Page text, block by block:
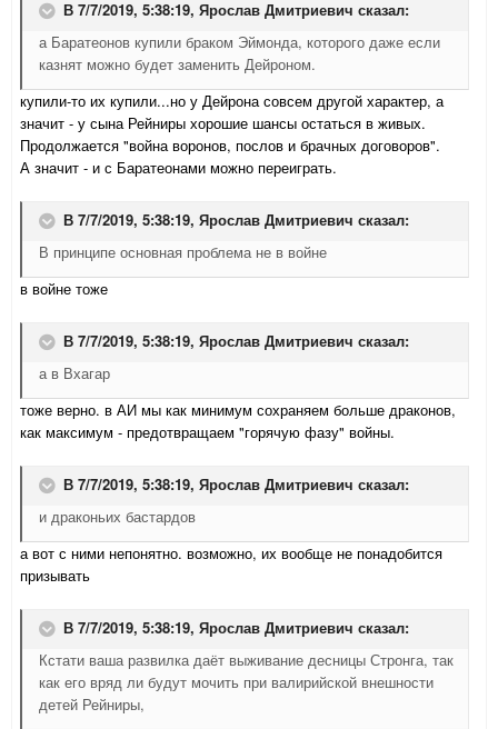
В 7/7/2019, 5:38:19, Ярослав Дмитриевич сказал:
а Баратеонов купили браком Эймонда, которого даже если
казнят можно будет заменить Дейроном.
купили-то их купили...но у Дейрона совсем другой характер, а
значит - у сына Рейниры хорошие шансы остаться в живых.
Продолжается "война воронов, послов и брачных договоров".
А значит - и с Баратеонами можно переиграть.
В 7/7/2019, 5:38:19, Ярослав Дмитриевич сказал:
В принципе основная проблема не в войне
в войне тоже
В 7/7/2019, 5:38:19, Ярослав Дмитриевич сказал:
а в Вхагар
тоже верно. в АИ мы как минимум сохраняем больше драконов,
как максимум - предотвращаем "горячую фазу" войны.
В 7/7/2019, 5:38:19, Ярослав Дмитриевич сказал:
и драконьих бастардов
а вот с ними непонятно. возможно, их вообще не понадобится
призывать
В 7/7/2019, 5:38:19, Ярослав Дмитриевич сказал:
Кстати ваша развилка даёт выживание десницы Стронга, так
как его вряд ли будут мочить при валирийской внешности
детей Рейниры,